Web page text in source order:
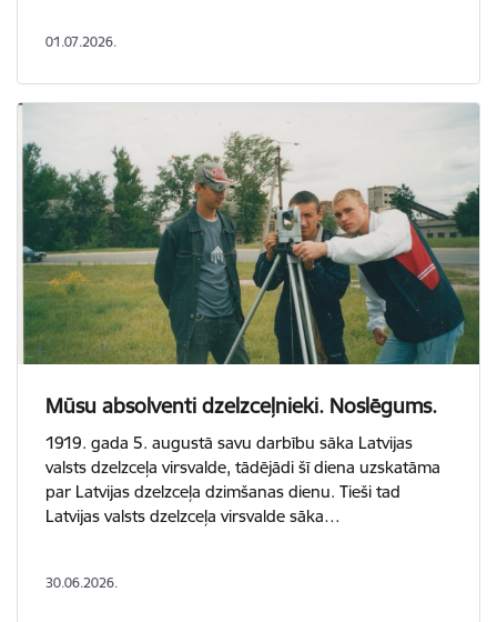
01.07.2026.
Mūsu absolventi dzelzceļnieki. Noslēgums.
1919. gada 5. augustā savu darbību sāka Latvijas
valsts dzelzceļa virsvalde, tādējādi šī diena uzskatāma
par Latvijas dzelzceļa dzimšanas dienu. Tieši tad
Latvijas valsts dzelzceļa virsvalde sāka…
30.06.2026.